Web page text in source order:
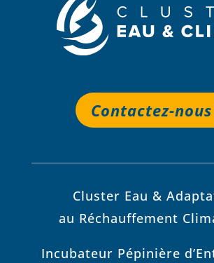
Contactez-
Cluster Eau &
au Réchauffement
Incubateur Pépinière